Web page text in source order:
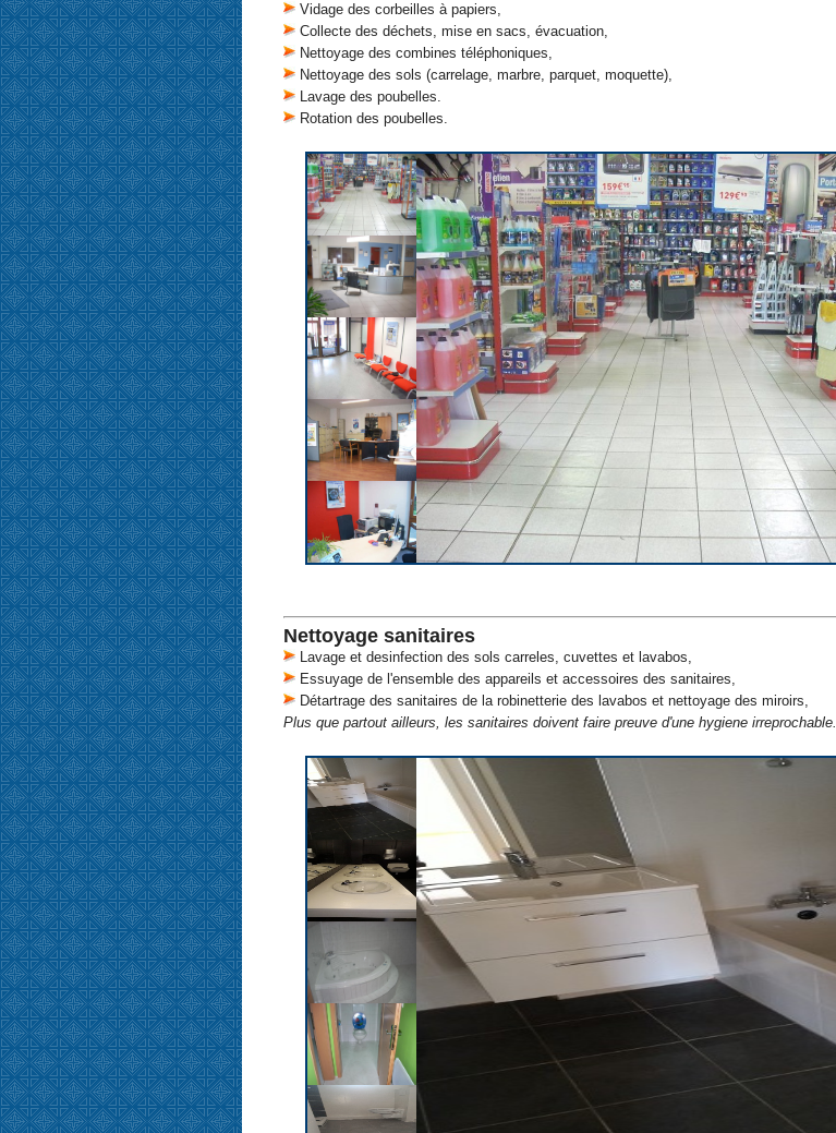
Vidage des corbeilles à papiers,
Collecte des déchets, mise en sacs, évacuation,
Nettoyage des combines téléphoniques,
Nettoyage des sols (carrelage, marbre, parquet, moquette),
Lavage des poubelles.
Rotation des poubelles.
Nettoyage sanitaires
Lavage et desinfection des sols carreles, cuvettes et lavabos,
Essuyage de l'ensemble des appareils et accessoires des sanitaires,
Détartrage des sanitaires de la robinetterie des lavabos et nettoyage des miroirs,
Plus que partout ailleurs, les sanitaires doivent faire preuve d'une hygiene irreprochable.